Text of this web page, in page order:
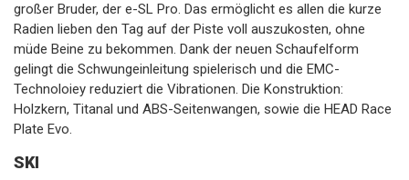
großer Bruder, der e-SL Pro. Das ermöglicht es allen die kurze
Radien lieben den Tag auf der Piste voll auszukosten, ohne
müde Beine zu bekommen. Dank der neuen Schaufelform
gelingt die Schwungeinleitung spielerisch und die EMC-
Technoloiey reduziert die Vibrationen. Die Konstruktion:
Holzkern, Titanal und ABS-Seitenwangen, sowie die HEAD Race
Plate Evo.
SKI